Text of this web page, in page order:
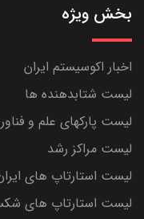
بخش ویژه
اخبار اکوسیستم ایران
لیست شتابدهنده ها
لیست پارکهای علم و
لیست مراکز رشد
لیست استارتاپ های
لیست استارتاپ های